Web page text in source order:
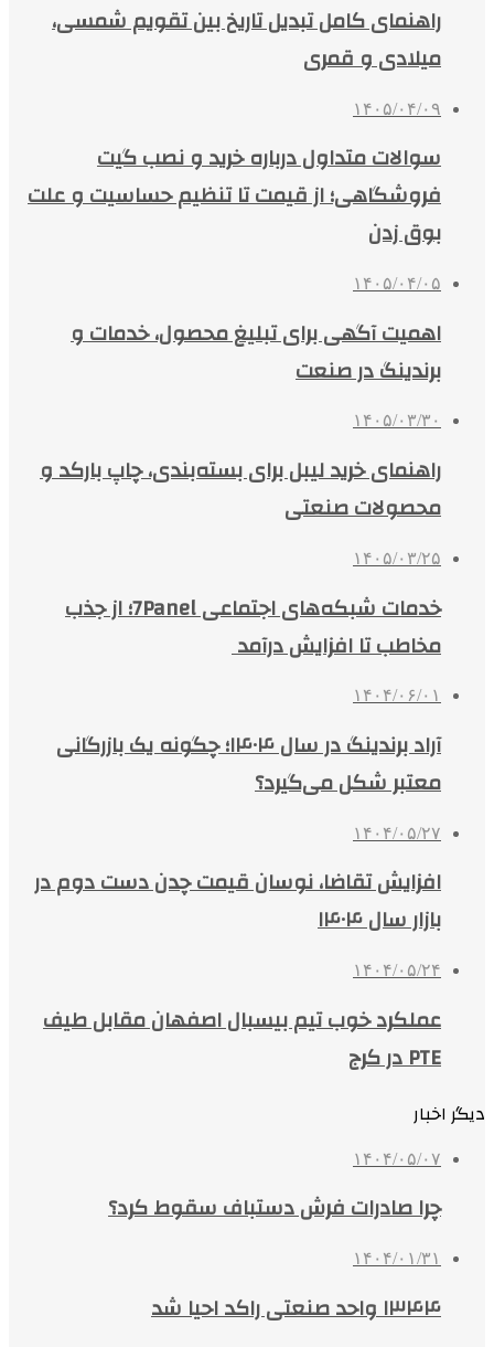
راهنمای کامل تبدیل تاریخ بین تقویم شمسی،
میلادی و قمری
۱۴۰۵/۰۴/۰۹
سوالات متداول درباره خرید و نصب گیت
فروشگاهی؛ از قیمت تا تنظیم حساسیت و علت
بوق زدن
۱۴۰۵/۰۴/۰۵
اهمیت آگهی برای تبلیغ محصول، خدمات و
برندینگ در صنعت
۱۴۰۵/۰۳/۳۰
راهنمای خرید لیبل برای بسته‌بندی، چاپ بارکد و
محصولات صنعتی
۱۴۰۵/۰۳/۲۵
خدمات شبکه‌های اجتماعی 7Panel؛ از جذب
مخاطب تا افزایش درآمد
۱۴۰۴/۰۶/۰۱
آراد برندینگ در سال ۱۴۰۴؛ چگونه یک بازرگانی
معتبر شکل می‌گیرد؟
۱۴۰۴/۰۵/۲۷
افزایش تقاضا، نوسان قیمت چدن دست دوم در
بازار سال ۱۴۰۴
۱۴۰۴/۰۵/۲۴
عملکرد خوب تیم بیسبال اصفهان مقابل طیف
PTE در کرج
دیگر اخبار
۱۴۰۴/۰۵/۰۷
چرا صادرات فرش دستباف سقوط کرد؟
۱۴۰۴/۰۱/۳۱
۱۳۴۴ واحد صنعتی راکد احیا شد